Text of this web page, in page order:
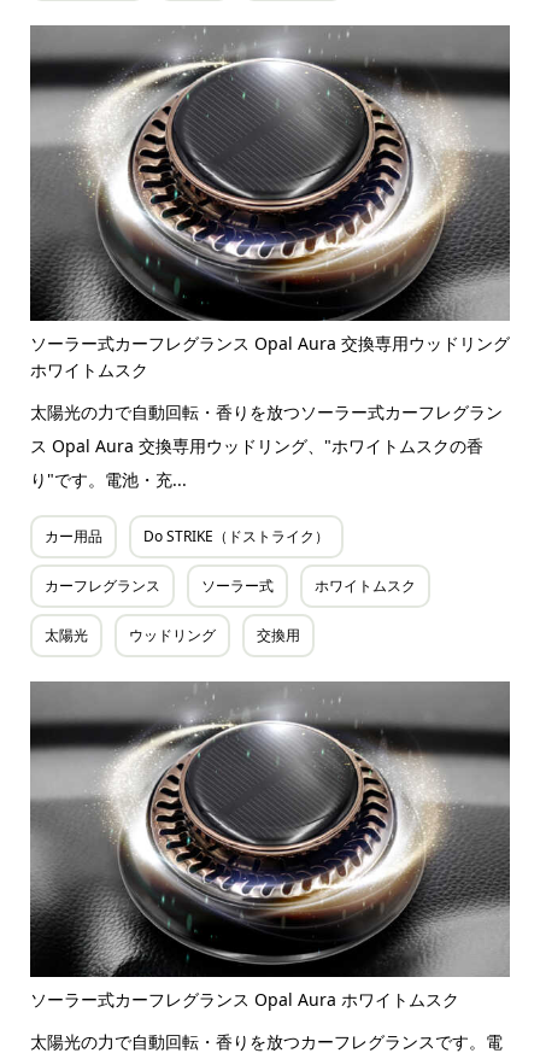
ソーラー式カーフレグランス Opal Aura 交換専用ウッドリング
ホワイトムスク
太陽光の力で自動回転・香りを放つソーラー式カーフレグラン
ス Opal Aura 交換専用ウッドリング、"ホワイトムスクの香
り"です。電池・充...
カー用品 Do STRIKE（ドストライク）
カーフレグランス ソーラー式 ホワイトムスク
太陽光 ウッドリング 交換用
ソーラー式カーフレグランス Opal Aura ホワイトムスク
太陽光の力で自動回転・香りを放つカーフレグランスです。電